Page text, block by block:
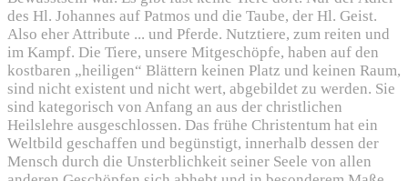
des Hl. Johannes auf Patmos und die Taube, der Hl. Geist.
Also eher Attribute ... und Pferde. Nutztiere, zum reiten und
im Kampf. Die Tiere, unsere Mitgeschöpfe, haben auf den
kostbaren „heiligen“ Blättern keinen Platz und keinen Raum,
sind nicht existent und nicht wert, abgebildet zu werden. Sie
sind kategorisch von Anfang an aus der christlichen
Heilslehre ausgeschlossen. Das frühe Christentum hat ein
Weltbild geschaffen und begünstigt, innerhalb dessen der
Mensch durch die Unsterblichkeit seiner Seele von allen